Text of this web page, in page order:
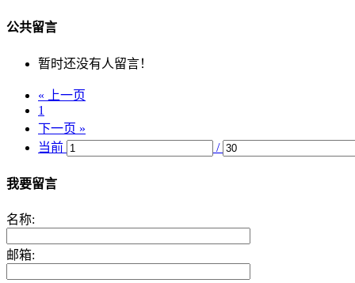
公共留言
暂时还没有人留言！
« 上一页
1
下一页 »
当前
/
我要留言
名称:
邮箱: